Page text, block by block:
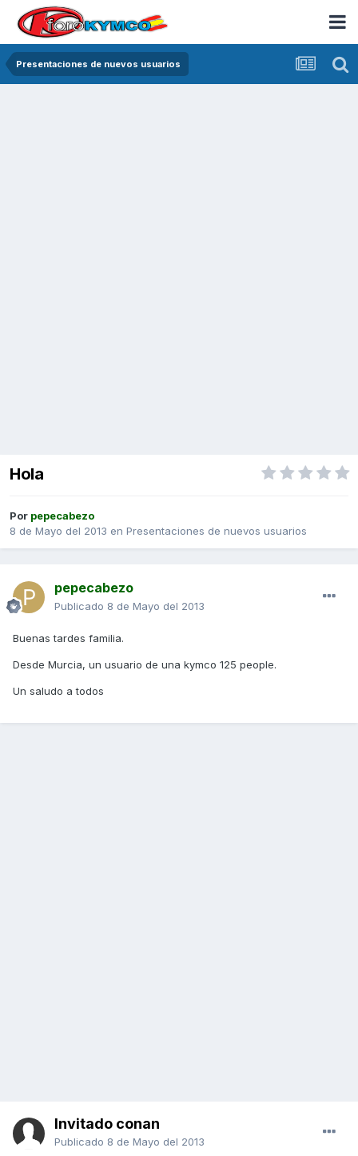
Presentaciones de nuevos usuarios
Hola
Por pepecabezo
8 de Mayo del 2013 en Presentaciones de nuevos usuarios
pepecabezo
Publicado 8 de Mayo del 2013
Buenas tardes familia.
Desde Murcia, un usuario de una kymco 125 people.
Un saludo a todos
Invitado conan
Publicado 8 de Mayo del 2013